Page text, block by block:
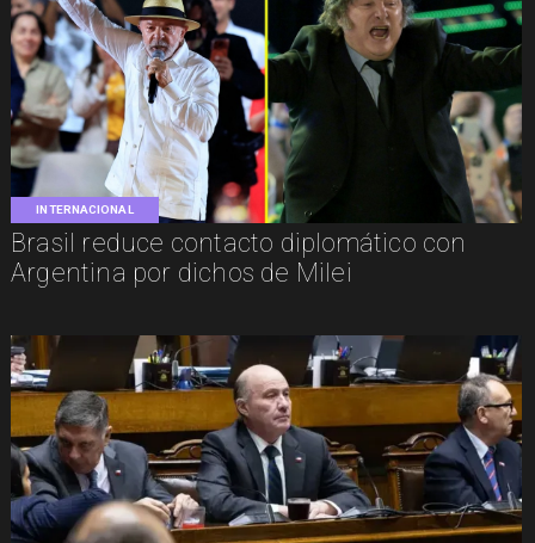
INTERNACIONAL
Brasil reduce contacto diplomático con
Argentina por dichos de Milei